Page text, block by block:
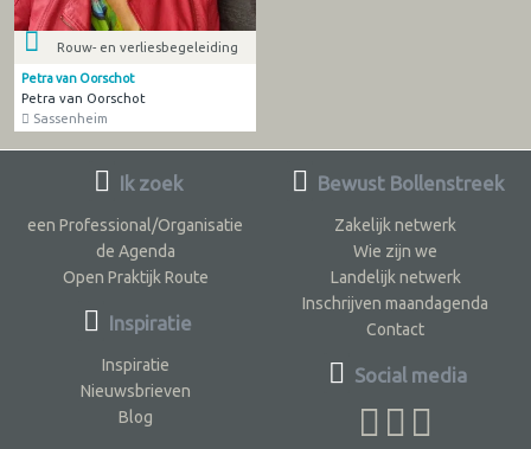
Rouw- en verliesbegeleiding
Petra van Oorschot
Petra van Oorschot
Sassenheim
Ik zoek
een Professional/Organisatie
de Agenda
Open Praktijk Route
Inspiratie
Inspiratie
Nieuwsbrieven
Blog
Bewust Bollenstreek
Zakelijk netwerk
Wie zijn we
Landelijk netwerk
Inschrijven maandagenda
Contact
Social media